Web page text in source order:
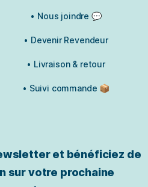
• Nous joindre 💬
• Devenir Revendeur
• Livraison & retour
• Suivi commande 📦
et bénéficiez de
sur votre prochaine